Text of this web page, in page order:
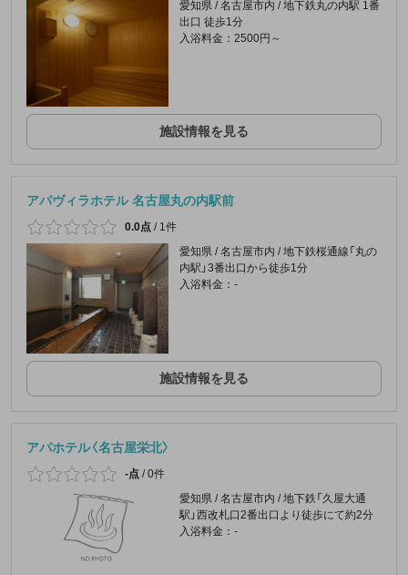
愛知県 / 名古屋市内 / 地下鉄丸の内駅 1番
出口 徒歩1分
入浴料金：2500円～
施設情報を見る
アパヴィラホテル 名古屋丸の内駅前
0.0点 / 1件
愛知県 / 名古屋市内 / 地下鉄桜通線「丸の
内駅」3番出口から徒歩1分
入浴料金：-
施設情報を見る
アパホテル〈名古屋栄北〉
-点 /0件
愛知県 / 名古屋市内 / 地下鉄「久屋大通
駅」西改札口2番出口より徒歩にて約2分
入浴料金：-